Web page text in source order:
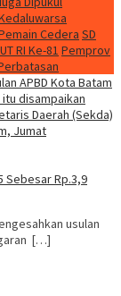
Cedera SD
RI Ke-81 Pemprov
Sebesar Rp.3,9
usulan
[…]